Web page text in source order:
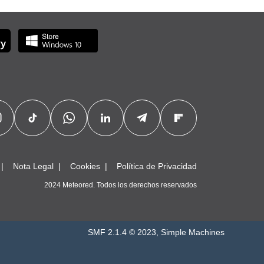
Nota Legal Cookies Política de Privacidad
2024 Meteored. Todos los derechos reservados
SMF 2.1.4 © 2023, Simple Machines